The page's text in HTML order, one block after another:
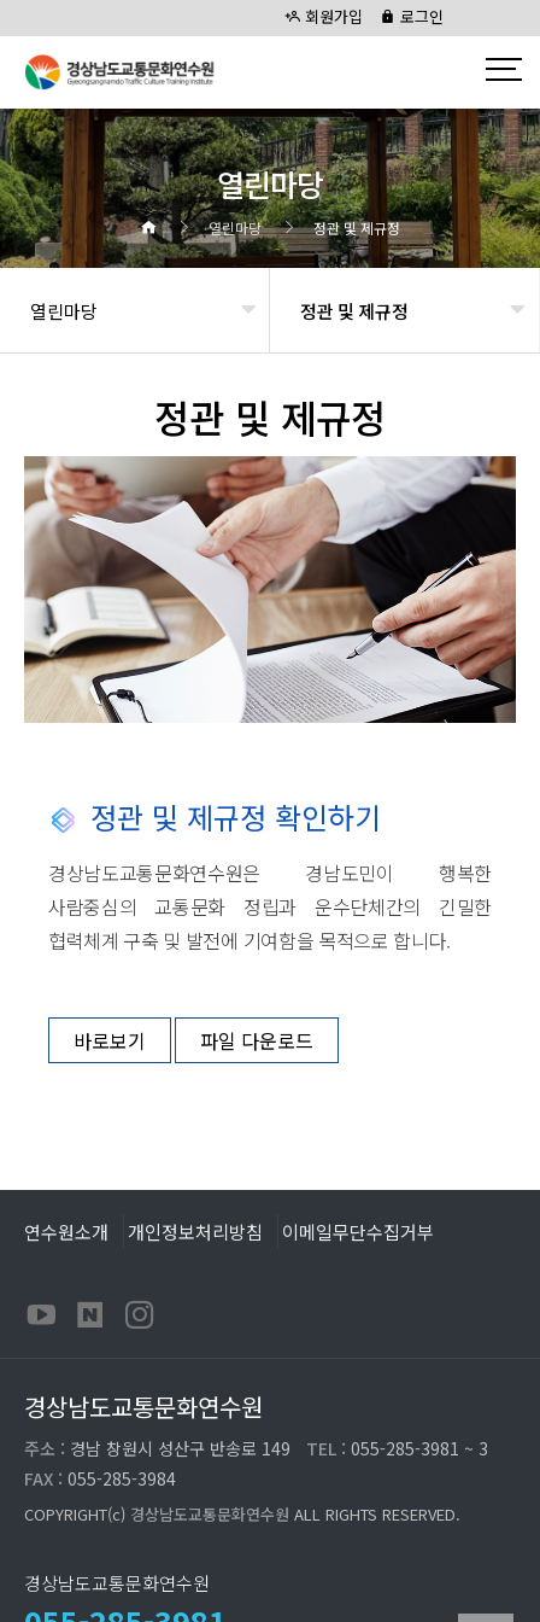
회원가입 로그인
열린마당
열린마당 정관 및 제규정
열린마당 정관 및 제규정
정관 및 제규정
정관 및 제규정 확인하기
경상남도교통문화연수원은 경남도민이 행복한
사람중심의 교통문화 정립과 운수단체간의 긴밀한
협력체계 구축 및 발전에 기여함을 목적으로 합니다.
바로보기 파일 다운로드
연수원소개 개인정보처리방침 이메일무단수집거부
경상남도교통문화연수원
주소 : 경남 창원시 성산구 반송로 149 TEL : 055-285-3981 ~ 3
FAX : 055-285-3984
COPYRIGHT(c) 경상남도교통문화연수원 ALL RIGHTS RESERVED.
경상남도교통문화연수원